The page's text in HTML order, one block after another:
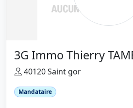
3G Immo Thierry
40120 Saint gor
Mandataire